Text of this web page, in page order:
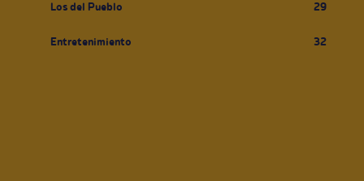
Los del Pueblo 29
Entretenimiento 32